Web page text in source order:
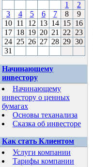
1
2
3
4 5 6 7 8
9
10 11 12 13 14 15 16
17 18 19 20 21 22
23
24 25 26 27 28 29 30
31
Начинающему
инвестору
Начинающему
инвестору о ценных
бумагах
Основы теханализа
Сказка об инвесторе
Как стать Клиентом
Услуги компании
Тарифы компании